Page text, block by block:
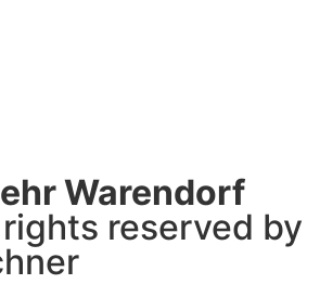
Warendorf
reserved by